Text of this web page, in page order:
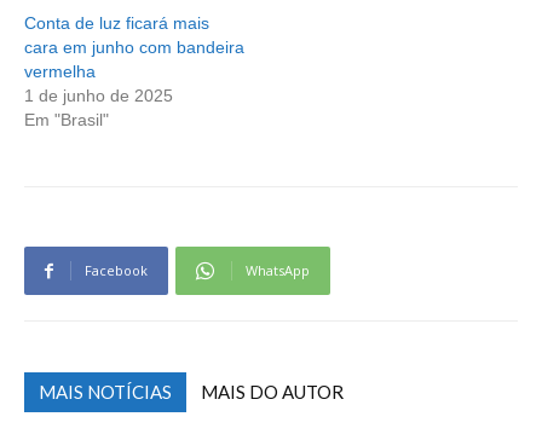
Conta de luz ficará mais
cara em junho com bandeira
vermelha
1 de junho de 2025
Em "Brasil"
Facebook WhatsApp
MAIS NOTÍCIAS MAIS DO AUTOR